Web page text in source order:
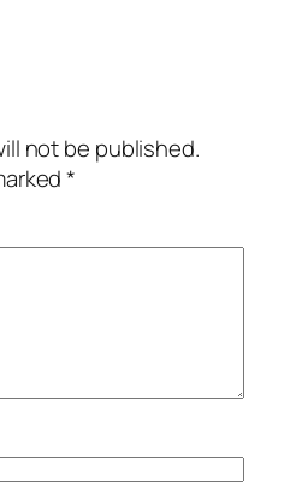
not be published.
*